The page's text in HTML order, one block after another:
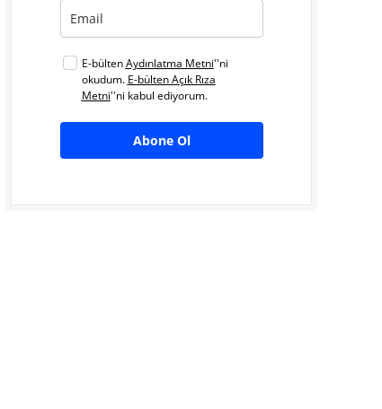
E-bültenAydınlatma Metni''ni
okudum. E-bülten Açık Rıza
Metni''ni kabul ediyorum.
Abone Ol